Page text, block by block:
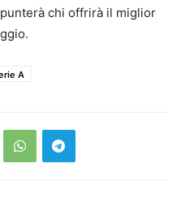
chi offrirà il miglior
A